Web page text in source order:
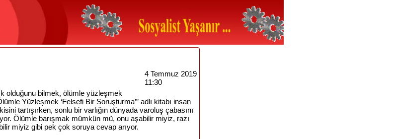
4 Temmuz 2019
11:30
olduğunu bilmek, ölümle yüzleşmek
Yüzleşmek ‘Felsefi Bir Soruşturma’” adlı kitabı insan
tartışırken, sonlu bir varlığın dünyada varoluş çabasını
Ölümle barışmak mümkün mü, onu aşabilir miyiz, razı
miyiz gibi pek çok soruya cevap arıyor.